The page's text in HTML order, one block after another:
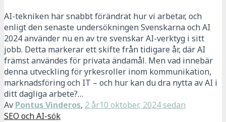
AI-tekniken har snabbt förändrat hur vi arbetar, och
enligt den senaste undersökningen Svenskarna och AI
2024 använder nu en av tre svenskar AI-verktyg i sitt
jobb. Detta markerar ett skifte från tidigare år, där AI
främst användes för privata ändamål. Men vad innebär
denna utveckling för yrkesroller inom kommunikation,
marknadsföring och IT – och hur kan du dra nytta av AI i
ditt dagliga arbete?…
Av Pontus Vinderos, 2 år10 oktober, 2024sedan
SEO och AI-sök